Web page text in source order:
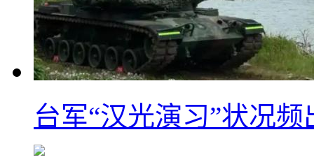
台军“汉光演习”状况